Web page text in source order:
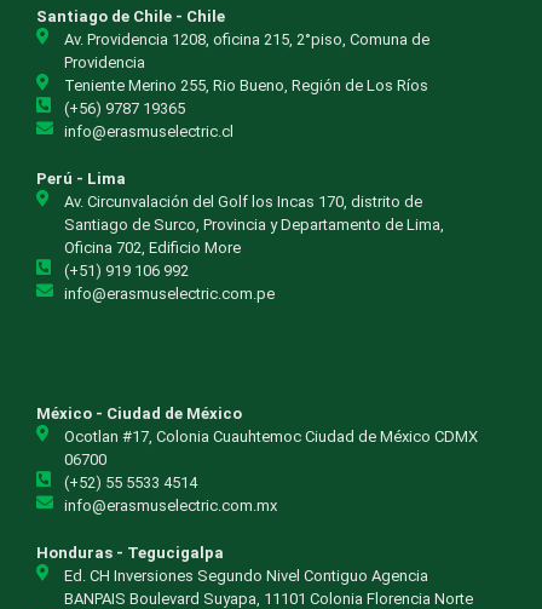
Santiago de Chile - Chile
Av. Providencia 1208, oficina 215, 2°piso, Comuna de
Providencia
Teniente Merino 255, Rio Bueno, Región de Los Ríos
(+56) 9787 19365
info@erasmuselectric.cl
Perú - Lima
Av. Circunvalación del Golf los Incas 170, distrito de
Santiago de Surco, Provincia y Departamento de Lima,
Oficina 702, Edificio More
(+51) 919 106 992
info@erasmuselectric.com.pe
México - Ciudad de México
Ocotlan #17, Colonia Cuauhtemoc Ciudad de México CDMX
06700
(+52) 55 5533 4514
info@erasmuselectric.com.mx
Honduras - Tegucigalpa
Ed. CH Inversiones Segundo Nivel Contiguo Agencia
BANPAIS Boulevard Suyapa, 11101 Colonia Florencia Norte